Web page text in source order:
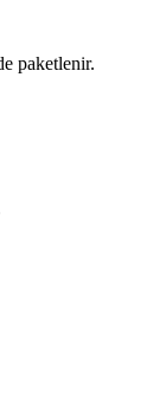
paketlenir.